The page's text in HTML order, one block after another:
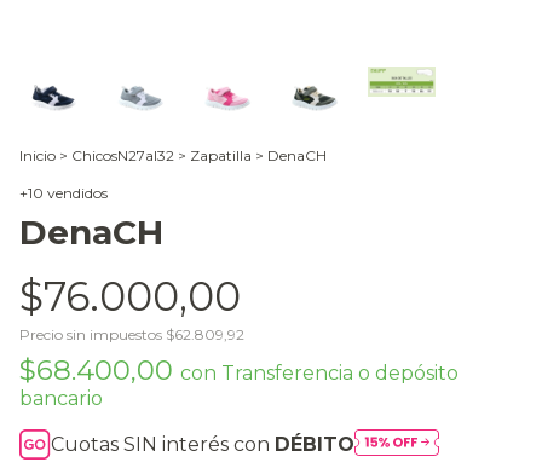
Inicio > ChicosN27al32 > Zapatilla > DenaCH
+10 vendidos
DenaCH
$76.000,00
Precio sin impuestos $62.809,92
$68.400,00 con Transferencia o depósito
bancario
Cuotas SIN interés con DÉBITO